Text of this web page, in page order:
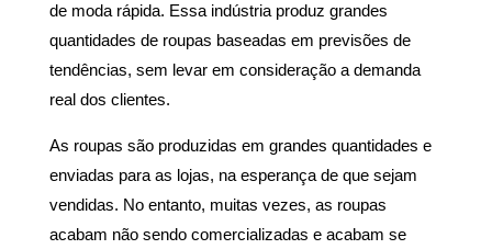
de moda rápida. Essa indústria produz grandes
quantidades de roupas baseadas em previsões de
tendências, sem levar em consideração a demanda
real dos clientes.
As roupas são produzidas em grandes quantidades e
enviadas para as lojas, na esperança de que sejam
vendidas. No entanto, muitas vezes, as roupas
acabam não sendo comercializadas e acabam se